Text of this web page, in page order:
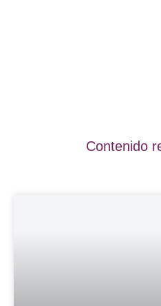
Contenido